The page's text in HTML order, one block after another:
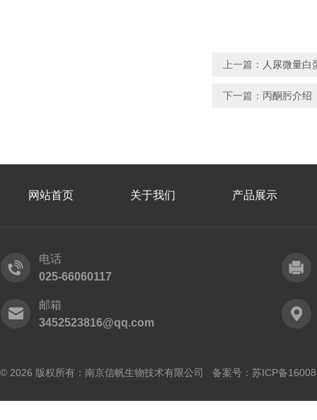
上一篇： 人尿微量白
下一篇： 丙酮肟介绍
网站首页 关于我们 产品展示
电话
025-66060117
邮箱
3452523816@qq.com
© 2026 版权所有：南京信帆生物技术有限公司 备案号： 苏ICP备